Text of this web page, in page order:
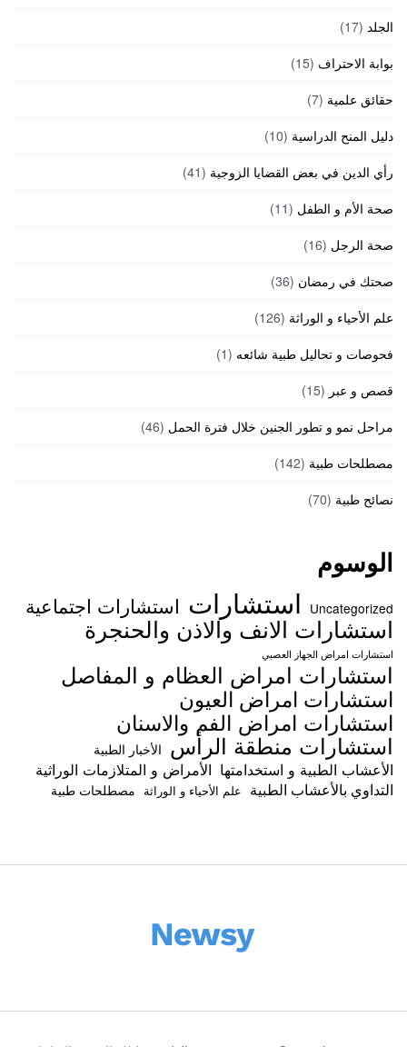
الجلد (17)
بوابة الاحتراف (15)
حقائق علمية (7)
دليل المنح الدراسية (10)
رأي الدين في بعض القضايا الزوجية (41)
صحة الأم و الطفل (11)
صحة الرجل (16)
صحتك في رمضان (36)
علم الأحياء و الوراثة (126)
فحوصات و تحاليل طبية شائعه (1)
قصص و عبر (15)
مراحل نمو و تطور الجنين خلال فترة الحمل (46)
مصطلحات طبية (142)
نصائح طبية (70)
الوسوم
Uncategorized استشارات استشارات اجتماعية
استشارات الانف والاذن والحنجرة
استشارات امراض الجهاز العصبي
استشارات امراض العظام و المفاصل
استشارات امراض العيون
استشارات امراض الفم والاسنان
استشارات منطقة الرأس الأخبار الطبية
الأعشاب الطبية و استخدامتها الأمراض و المتلازمات الوراثية
التداوي بالأعشاب الطبية علم الأحياء و الوراثة مصطلحات طبية